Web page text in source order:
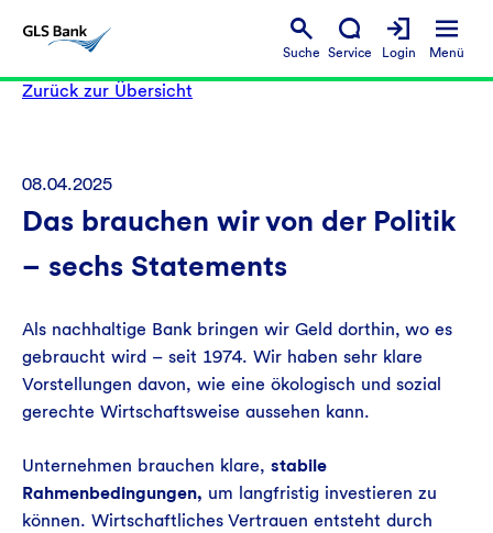
Suche Service Login Menü
Zurück zur Übersicht
08.04.2025
Das brauchen wir von der Politik
– sechs Statements
Als nachhaltige Bank bringen wir Geld dorthin, wo es
gebraucht wird – seit 1974. Wir haben sehr klare
Vorstellungen davon, wie eine ökologisch und sozial
gerechte Wirtschaftsweise aussehen kann.
Unternehmen brauchen klare, stabile
Rahmenbedingungen, um langfristig investieren zu
können. Wirtschaftliches Vertrauen entsteht durch